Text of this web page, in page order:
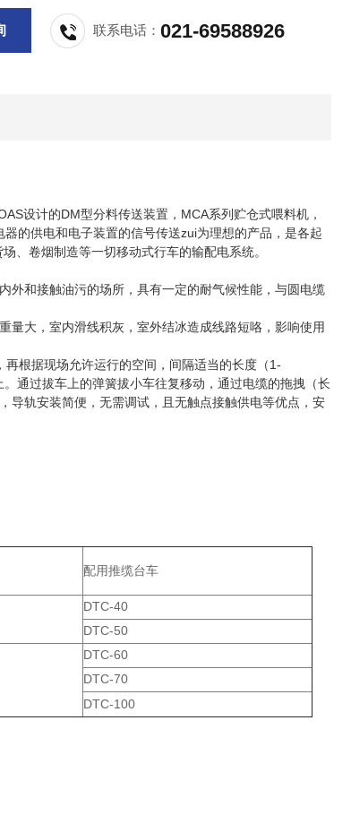
联系电话：021-69588926
设计的DM型分料传送装置，MCA系列贮仓式喂料机，
的供电和电子装置的信号传送zui为理想的产品，是各起
、卷烟制造等一切移动式行车的输配电系统。
外和接触油污的场所，具有一定的耐气候性能，与圆电缆
量大，室内滑线积灰，室外结冰造成线路短咯，影响使用
根据现场允许运行的空间，间隔适当的长度（1-
通过拔车上的弹簧拔小车往复移动，通过电缆的拖拽（长
导轨安装简便，无需调试，且无触点接触供电等优点，安
配用推缆台车
DTC-40
DTC-50
DTC-60
DTC-70
DTC-100